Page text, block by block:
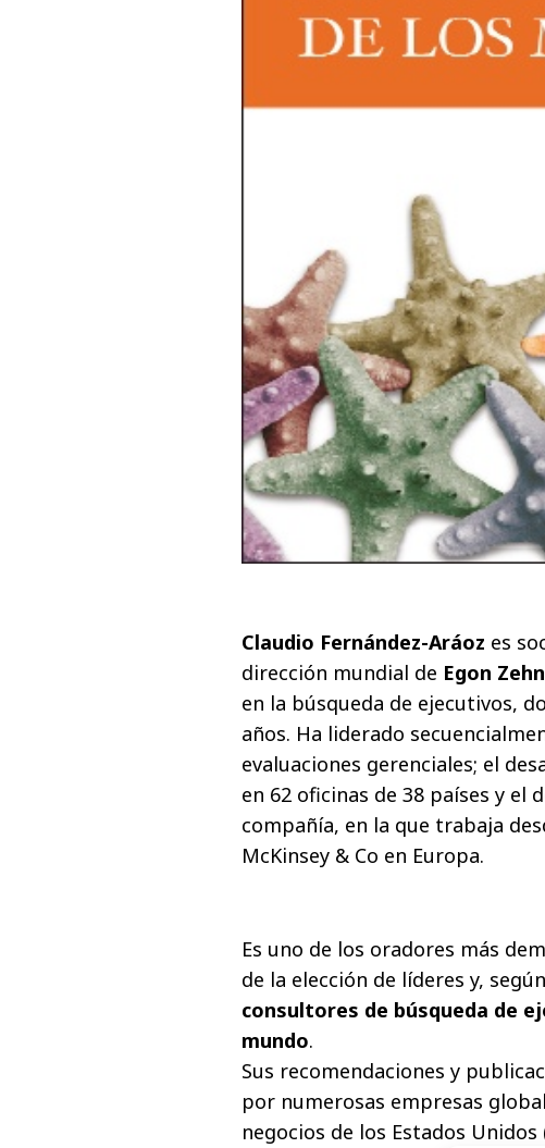
Claudio Fernández-Aráoz es
dirección mundial de Egon
en la búsqueda de ejecutivos,
años. Ha liderado
evaluaciones gerenciales; el
en 62 oficinas de 38 países y
compañía, en la que trabaja
McKinsey & Co en Europa.
Es uno de los oradores más
de la elección de líderes y,
consultores de búsqueda de
mundo.
Sus recomendaciones y
por numerosas empresas
negocios de los Estados